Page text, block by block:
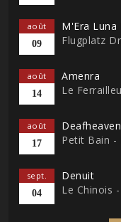
août
09
M'Era Luna
Flugplatz
août
14
Amenra
Le
août
17
Deafheaven
Petit Bain -
sept.
04
Denuit
Le Chinois